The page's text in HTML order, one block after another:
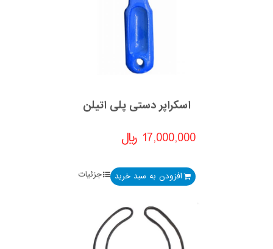
اسکراپر دستی پلی اتیلن
﷼ 17,000,000
افزودن به سبد خرید جزئیات